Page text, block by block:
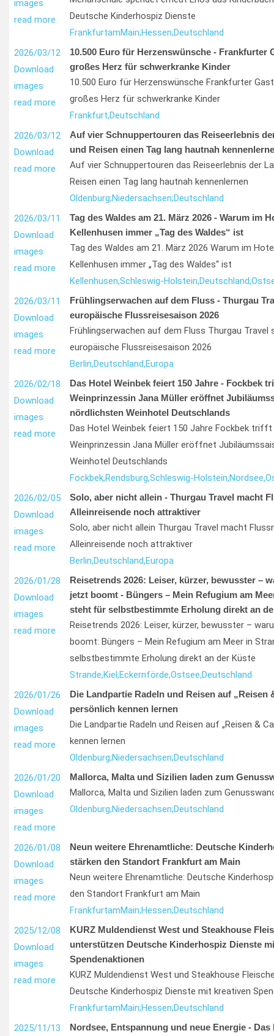
images
read more
Deutsche Kinderhospiz Dienste
FrankfurtamMain;Hessen;Deutschland
2026/03/12
Download
images
read more
10.500 Euro für Herzenswünsche - Frankfurter
großes Herz für schwerkranke Kinder
10.500 Euro für Herzenswünsche Frankfurter
großes Herz für schwerkranke Kinder
Frankfurt,Deutschland
2026/03/12
Download
read more
Auf vier Schnuppertouren das Reiseerlebnis
und Reisen einen Tag lang hautnah
Auf vier Schnuppertouren das Reiseerlebnis der
Reisen einen Tag lang hautnah kennenlernen
Oldenburg;Niedersachsen;Deutschland
2026/03/11
Download
images
read more
Tag des Waldes am 21. März 2026 - Warum im
Kellenhusen immer „Tag des Waldes“ ist
Tag des Waldes am 21. März 2026 Warum im
Kellenhusen immer „Tag des Waldes“ ist
Kellenhusen,Schleswig-Holstein,Deutschland,
2026/03/11
Download
images
read more
Frühlingserwachen auf dem Fluss - Thurgau
europäische Flussreisesaison 2026
Frühlingserwachen auf dem Fluss Thurgau Travel
europäische Flussreisesaison 2026
Berlin,Deutschland,Europa
2026/02/18
Download
images
read more
Das Hotel Weinbek feiert 150 Jahre - Fockbek
Weinprinzessin Jana Müller eröffnet
nördlichsten Weinhotel Deutschlands
Das Hotel Weinbek feiert 150 Jahre Fockbek
Weinprinzessin Jana Müller eröffnet
Weinhotel Deutschlands
Fockbek,Rendsburg,Schleswig-Holstein,Nordsee,
2026/02/05
Download
images
read more
Solo, aber nicht allein - Thurgau Travel macht
Alleinreisende noch attraktiver
Solo, aber nicht allein Thurgau Travel macht
Alleinreisende noch attraktiver
Berlin,Deutschland,Europa
2026/01/28
Download
images
read more
Reisetrends 2026: Leiser, kürzer, bewusster –
jetzt boomt - Büngers – Mein Refugium am
steht für selbstbestimmte Erholung direkt an
Reisetrends 2026: Leiser, kürzer, bewusster –
boomt: Büngers – Mein Refugium am Meer in
selbstbestimmte Erholung direkt an der Küste
Strande,Kiel,Eckernförde,Ostsee,Deutschland
2026/01/26
Download
images
read more
Die Landpartie Radeln und Reisen auf „Reisen
persönlich kennen lernen
Die Landpartie Radeln und Reisen auf „Reisen &
kennen lernen
Oldenburg;Niedersachsen;Deutschland
2026/01/20
Download
images
read more
Mallorca, Malta und Sizilien laden zum
Mallorca, Malta und Sizilien laden zum
Oldenburg;Niedersachsen;Deutschland
2026/01/08
Download
images
read more
Neun weitere Ehrenamtliche: Deutsche
stärken den Standort Frankfurt am Main
Neun weitere Ehrenamtliche: Deutsche
den Standort Frankfurt am Main
FrankfurtamMain;Hessen;Deutschland
2025/12/08
Download
images
read more
KURZ Muldendienst West und Steakhouse
unterstützen Deutsche Kinderhospiz Dienste
Spendenaktionen
KURZ Muldendienst West und Steakhouse
Deutsche Kinderhospiz Dienste mit kreativen
FrankfurtamMain;Hessen;Deutschland
2025/11/13
Nordsee, Entspannung und neue Energie - Das